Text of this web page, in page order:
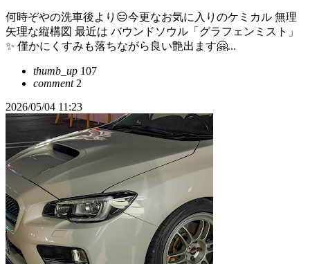
何時ぞやの洗車後より😑今更なお気に入りのケミカル 無理
矢理な縦構図 最近は バウンドソウル「グラフェンミスト」
✨️ 僅かにくすみも落ちながら良い艶出ます🤗...
thumb_up 107
comment2
2026/05/04 11:23